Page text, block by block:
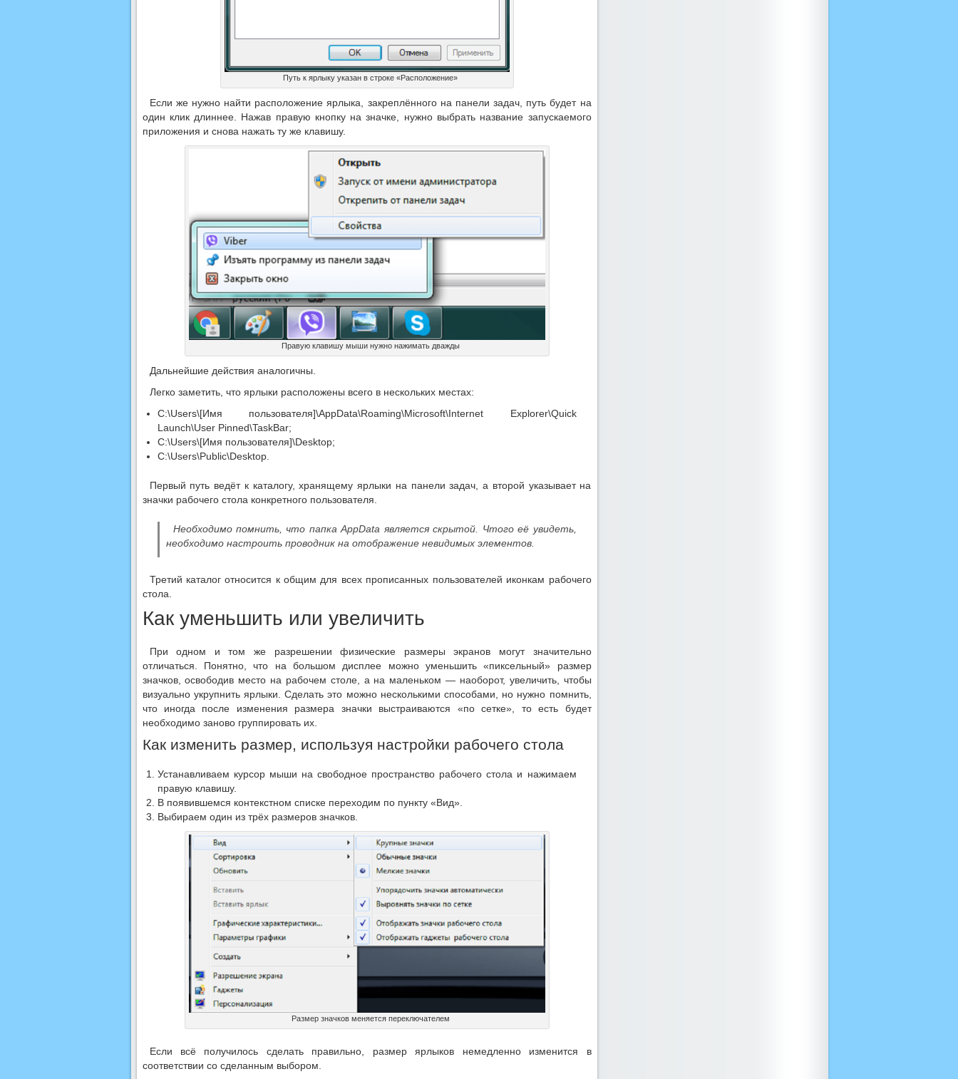
Путь к ярлыку указан в строке «Расположение»
Если же нужно найти расположение ярлыка, закреплённого на панели задач, путь будет на
один клик длиннее. Нажав правую кнопку на значке, нужно выбрать название запускаемого
приложения и снова нажать ту же клавишу.
Правую клавишу мыши нужно нажимать дважды
Дальнейшие действия аналогичны.
Легко заметить, что ярлыки расположены всего в нескольких местах:
C:\Users\[Имя пользователя]\AppData\Roaming\Microsoft\Internet Explorer\Quick
Launch\User Pinned\TaskBar;
C:\Users\[Имя пользователя]\Desktop;
C:\Users\Public\Desktop.
Первый путь ведёт к каталогу, хранящему ярлыки на панели задач, а второй указывает на
значки рабочего стола конкретного пользователя.
Необходимо помнить, что папка AppData является скрытой. Чтого её увидеть,
необходимо настроить проводник на отображение невидимых элементов.
Третий каталог относится к общим для всех прописанных пользователей иконкам рабочего
стола.
Как уменьшить или увеличить
При одном и том же разрешении физические размеры экранов могут значительно
отличаться. Понятно, что на большом дисплее можно уменьшить «пиксельный» размер
значков, освободив место на рабочем столе, а на маленьком — наоборот, увеличить, чтобы
визуально укрупнить ярлыки. Сделать это можно несколькими способами, но нужно помнить,
что иногда после изменения размера значки выстраиваются «по сетке», то есть будет
необходимо заново группировать их.
Как изменить размер, используя настройки рабочего стола
Устанавливаем курсор мыши на свободное пространство рабочего стола и нажимаем
правую клавишу.
В появившемся контекстном списке переходим по пункту «Вид».
Выбираем один из трёх размеров значков.
Размер значков меняется переключателем
Если всё получилось сделать правильно, размер ярлыков немедленно изменится в
соответствии со сделанным выбором.